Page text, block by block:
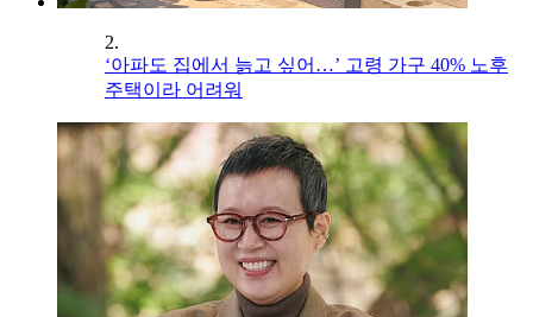
2.
‘아파도 집에서 늙고 싶어…’ 고령 가구 40% 노후
주택이라 어려워